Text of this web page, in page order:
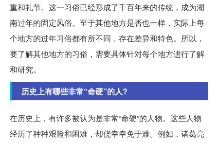
重和礼节。这一习俗已经形成了千百年来的传统，成为湖
南过年的固定风俗。至于其他地方是否也一样，实际上每
个地方的过年习俗都有所不同，存在差异和特色。所以，
要了解其他地方的习俗，需要具体针对每个地方进行了解
和研究。
历史上有哪些非常“命硬”的人?
在历史上，有许多被认为是非常“命硬”的人物。这些人物
经历了种种艰险和困难，却侥幸幸免于难。例如，诸葛亮